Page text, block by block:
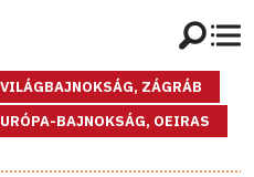
ZÁGRÁB
BAJNOKSÁG, OEIRAS